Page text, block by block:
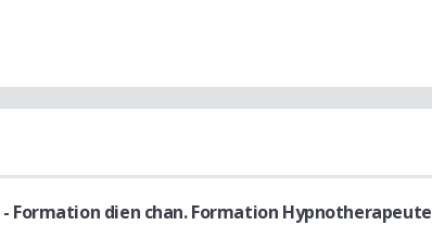
- Formation dien chan. Formation Hypnotherapeute